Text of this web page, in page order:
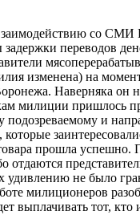
со
переводов
изменена) на
Наверняка он
милиции пришлось
подозреваемому и
прошла
отдаются
удивлению не было
милиционеров
выплачивать тот,